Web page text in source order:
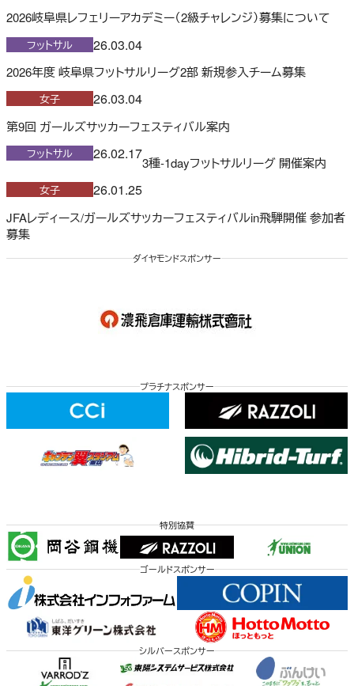
2026岐阜県レフェリーアカデミー（2級チャレンジ）募集について
フットサル 26.03.04
2026年度 岐阜県フットサルリーグ2部 新規参入チーム募集
女子 26.03.04
第9回 ガールズサッカーフェスティバル案内
フットサル 26.02.173種-1dayフットサルリーグ 開催案内
女子 26.01.25
JFAレディース/ガールズサッカーフェスティバルin飛騨開催 参加者
募集
ダイヤモンドスポンサー
プラチナスポンサー
特別協賛
ゴールドスポンサー
シルバースポンサー